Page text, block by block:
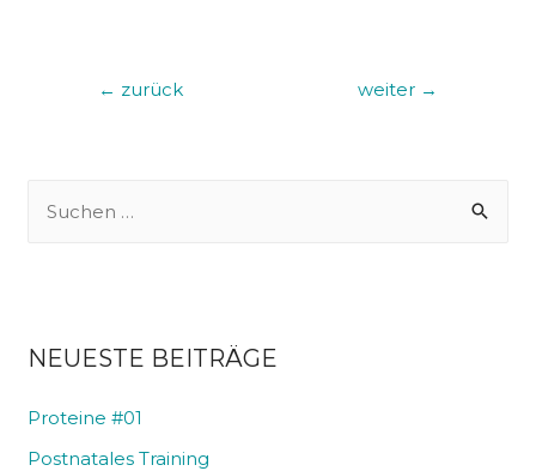
← zurück weiter →
NEUESTE BEITRÄGE
Proteine #01
Postnatales Training